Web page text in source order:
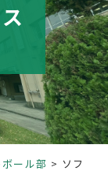
ール部
ソフ